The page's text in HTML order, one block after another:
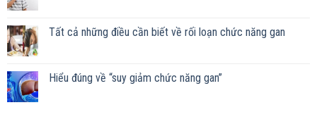
Tất cả những điều cần biết về rối loạn chức năng gan
Hiểu đúng về “suy giảm chức năng gan”